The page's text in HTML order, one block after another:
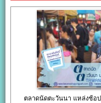
ตลาดนัดตะวันนา แหล่งช้อ